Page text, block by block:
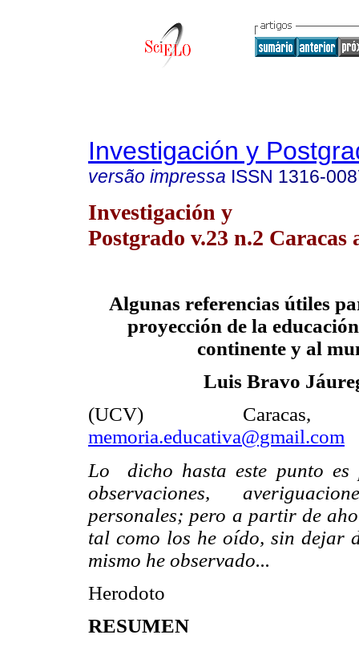
Investigación y
versão impressa ISSN 1316-
Investigación y
Postgrado v.23 n.2 Caracas
Algunas referencias útiles
proyección de la
continente y al
Luis Bravo
(UCV) Caracas,
memoria.educativa@gmail.com
Lo dicho hasta este punto es
observaciones,
personales; pero a partir de
tal como los he oído, sin dejar
mismo he observado...
Herodoto
RESUMEN